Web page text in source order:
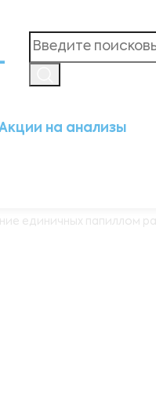
на анализы
единичных папиллом